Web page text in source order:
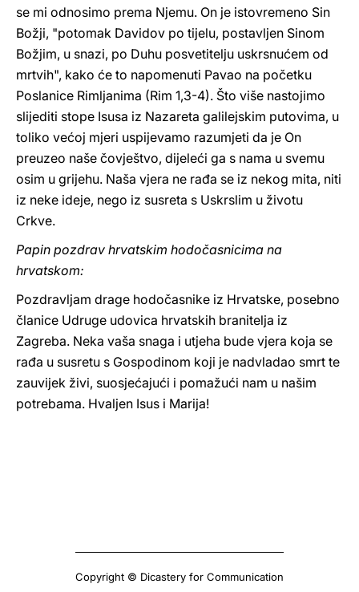
se mi odnosimo prema Njemu. On je istovremeno Sin
Božji, "potomak Davidov po tijelu, postavljen Sinom
Božjim, u snazi, po Duhu posvetitelju uskrsnućem od
mrtvih", kako će to napomenuti Pavao na početku
Poslanice Rimljanima (Rim 1,3-4). Što više nastojimo
slijediti stope Isusa iz Nazareta galilejskim putovima, u
toliko većoj mjeri uspijevamo razumjeti da je On
preuzeo naše čovještvo, dijeleći ga s nama u svemu
osim u grijehu. Naša vjera ne rađa se iz nekog mita, niti
iz neke ideje, nego iz susreta s Uskrslim u životu
Crkve.
Papin pozdrav hrvatskim hodočasnicima na
hrvatskom:
Pozdravljam drage hodočasnike iz Hrvatske, posebno
članice Udruge udovica hrvatskih branitelja iz
Zagreba. Neka vaša snaga i utjeha bude vjera koja se
rađa u susretu s Gospodinom koji je nadvladao smrt te
zauvijek živi, suosjećajući i pomažući nam u našim
potrebama. Hvaljen Isus i Marija!
Copyright © Dicastery for Communication